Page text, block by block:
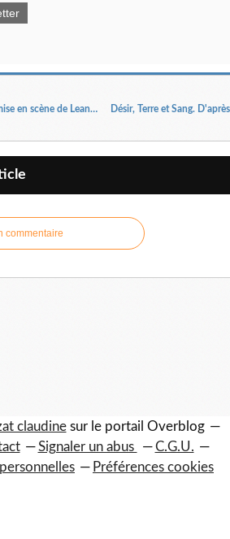
N’imPORTE quoi Texte et mise en scène de Leandre Ribera
commentaire
claudinesur le portail Overblog
Signaler un abus
C.G.U.
Préférences cookies